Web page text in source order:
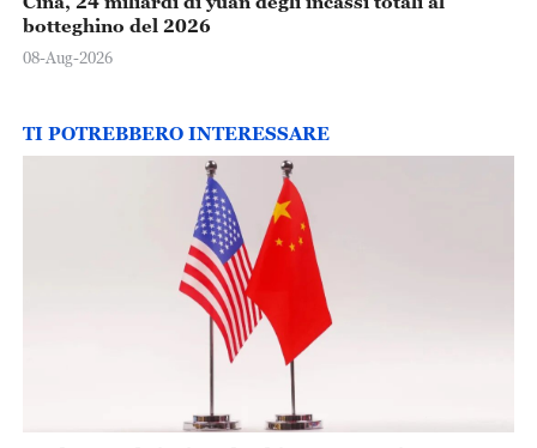
botteghino del 2026
08-Aug-2026
TI POTREBBERO INTERESSARE